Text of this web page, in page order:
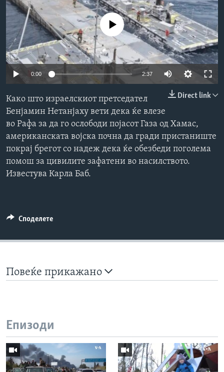
ИНТЕРВЈУА
Јазици
No media source currently available
0:00 2:37
Direct link
Како што израелскиот претседател
Бенјамин Нетанјаху вети дека ќе влезе
во Рафа за да го ослободи појасот Газа од Хамас,
американската војска почна да гради пристаниште
покрај брегот со надеж дека ќе обезбеди поголема
помош за цивилите зафатени во насилството.
Известува Карла Баб.
Споделете
Повеќе прикажано
Епизоди